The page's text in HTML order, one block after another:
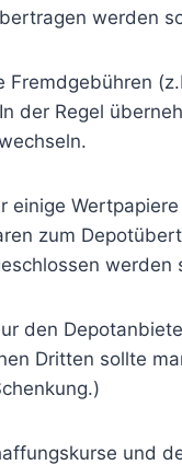
werden
der Regel
zum
werden
den
Dritten sollte
und